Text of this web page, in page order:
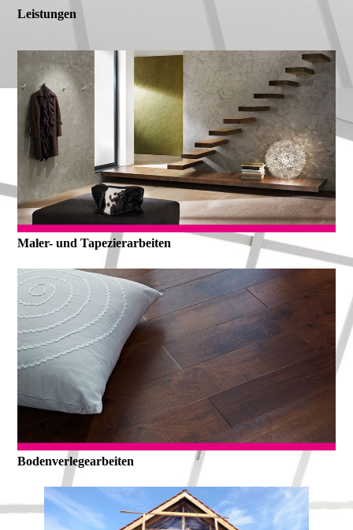
Leistungen
Maler- und Tapezierarbeiten
Bodenverlegearbeiten